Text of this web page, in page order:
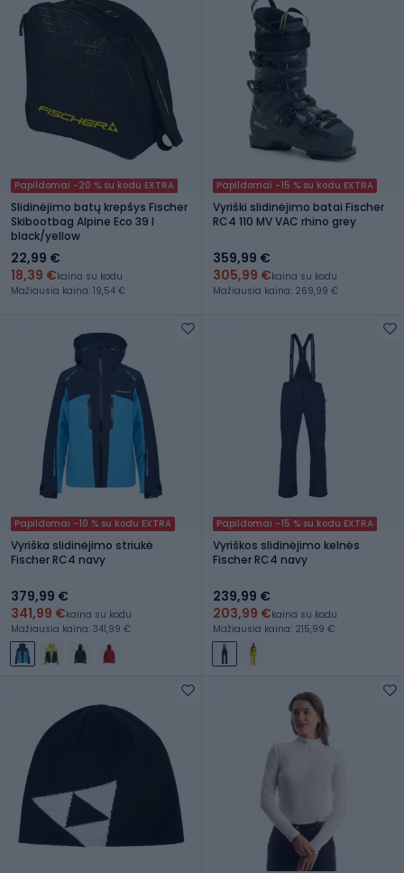
Papildomai -20 % su kodu EXTRA
Slidinėjimo batų krepšys Fischer
Skibootbag Alpine Eco 39 l
black/yellow
22,99 €
18,39 €kaina su kodu
Mažiausia kaina: 19,54 €
Papildomai -15 % su kodu EXTRA
Vyriški slidinėjimo batai Fischer
RC4 110 MV VAC rhino grey
359,99 €
305,99 €kaina su kodu
Mažiausia kaina: 269,99 €
Papildomai -10 % su kodu EXTRA
Vyriška slidinėjimo striukė
Fischer RC4 navy
379,99 €
341,99 €kaina su kodu
Mažiausia kaina: 341,99 €
Papildomai -15 % su kodu EXTRA
Vyriškos slidinėjimo kelnės
Fischer RC4 navy
239,99 €
203,99 €kaina su kodu
Mažiausia kaina: 215,99 €